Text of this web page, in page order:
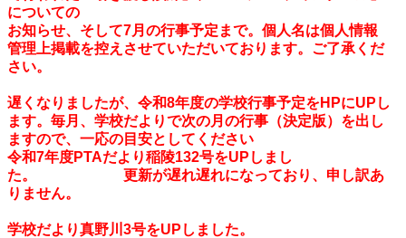
についての
お知らせ、そして7月の行事予定まで。個人名は個人情報
管理上掲載を控えさせていただいております。ご了承くだ
さい。
遅くなりましたが、令和8年度の学校行事予定をHPにUPし
ます。毎月、学校だよりで次の月の行事（決定版）を出し
ますので、一応の目安としてください
令和7年度PTAだより稲陵132号をUPしまし
た。 更新が遅れ遅れになっており、申し訳あ
りません。
学校だより真野川3号をUPしました。